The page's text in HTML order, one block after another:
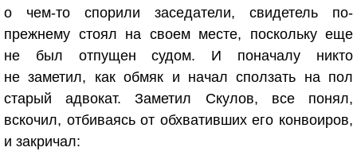
о чем-то спорили заседатели, свидетель по-
прежнему стоял на своем месте, поскольку еще
не был отпущен судом. И поначалу никто
не заметил, как обмяк и начал сползать на пол
старый адвокат. Заметил Скулов, все понял,
вскочил, отбиваясь от обхвативших его конвоиров,
и закричал: